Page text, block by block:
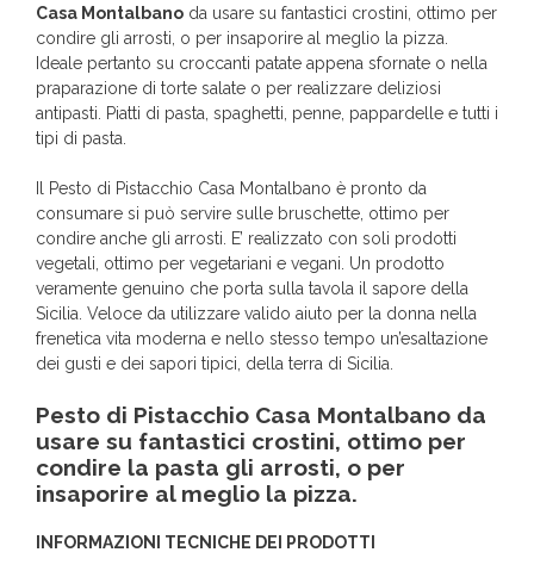
Casa Montalbano da usare su fantastici crostini, ottimo per
condire gli arrosti, o per insaporire al meglio la pizza.
Ideale pertanto su croccanti patate appena sfornate o nella
praparazione di torte salate o per realizzare deliziosi
antipasti. Piatti di pasta, spaghetti, penne, pappardelle e tutti i
tipi di pasta.
Il Pesto di Pistacchio Casa Montalbano è pronto da
consumare si può servire sulle bruschette, ottimo per
condire anche gli arrosti. E’ realizzato con soli prodotti
vegetali, ottimo per vegetariani e vegani. Un prodotto
veramente genuino che porta sulla tavola il sapore della
Sicilia. Veloce da utilizzare valido aiuto per la donna nella
frenetica vita moderna e nello stesso tempo un’esaltazione
dei gusti e dei sapori tipici, della terra di Sicilia.
Pesto di Pistacchio Casa Montalbano da
usare su fantastici crostini, ottimo per
condire la pasta gli arrosti, o per
insaporire al meglio la pizza.
INFORMAZIONI TECNICHE DEI PRODOTTI